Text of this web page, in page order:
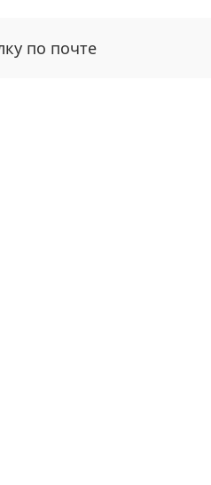
по почте